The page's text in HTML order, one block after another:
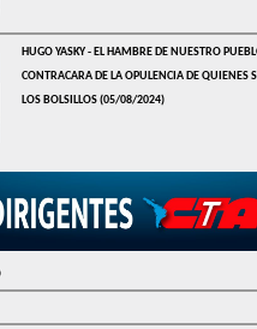
HUGO YASKY - EL HAMBRE DE NUESTRO
CONTRACARA DE LA OPULENCIA DE QUIENES
LOS BOLSILLOS(05/08/2024)